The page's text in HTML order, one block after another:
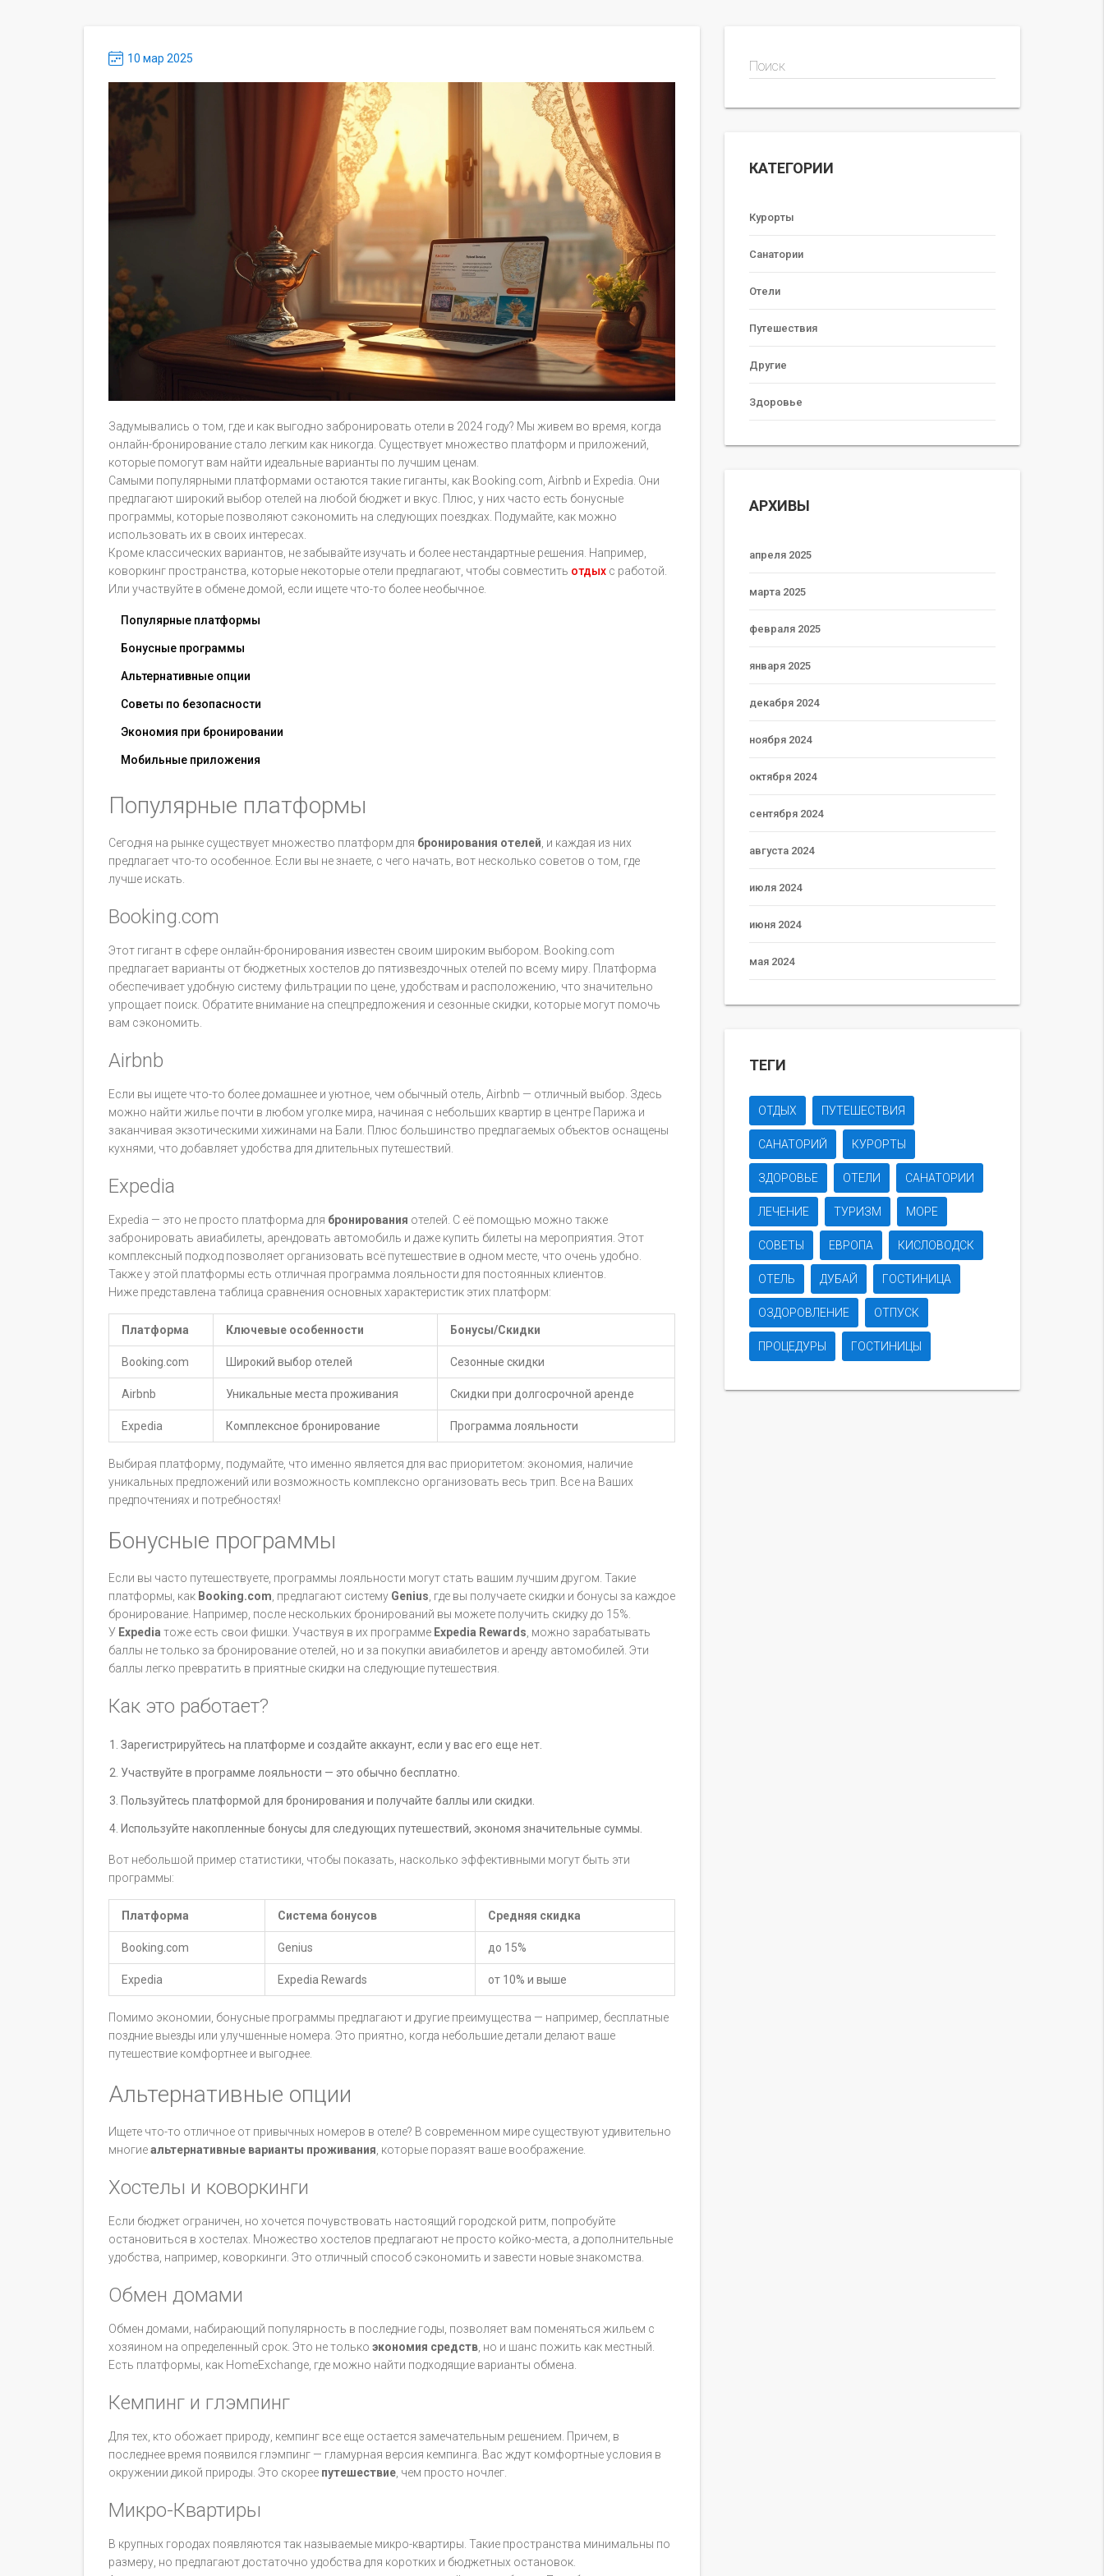
10 мар 2025
Задумывались о том, где и как выгодно забронировать отели в 2024 году? Мы живем во время, когда
онлайн-бронирование стало легким как никогда. Существует множество платформ и приложений,
которые помогут вам найти идеальные варианты по лучшим ценам.
Самыми популярными платформами остаются такие гиганты, как Booking.com, Airbnb и Expedia. Они
предлагают широкий выбор отелей на любой бюджет и вкус. Плюс, у них часто есть бонусные
программы, которые позволяют сэкономить на следующих поездках. Подумайте, как можно
использовать их в своих интересах.
Кроме классических вариантов, не забывайте изучать и более нестандартные решения. Например,
коворкинг пространства, которые некоторые отели предлагают, чтобы совместить отдых с работой.
Или участвуйте в обмене домой, если ищете что-то более необычное.
Популярные платформы
Бонусные программы
Альтернативные опции
Советы по безопасности
Экономия при бронировании
Мобильные приложения
Популярные платформы
Сегодня на рынке существует множество платформ для бронирования отелей , и каждая из них
предлагает что-то особенное. Если вы не знаете, с чего начать, вот несколько советов о том, где
лучше искать.
Booking.com
Этот гигант в сфере онлайн-бронирования известен своим широким выбором. Booking.com
предлагает варианты от бюджетных хостелов до пятизвездочных отелей по всему миру. Платформа
обеспечивает удобную систему фильтрации по цене, удобствам и расположению, что значительно
упрощает поиск. Обратите внимание на спецпредложения и сезонные скидки, которые могут помочь
вам сэкономить.
Airbnb
Если вы ищете что-то более домашнее и уютное, чем обычный отель, Airbnb — отличный выбор. Здесь
можно найти жилье почти в любом уголке мира, начиная с небольших квартир в центре Парижа и
заканчивая экзотическими хижинами на Бали. Плюс большинство предлагаемых объектов оснащены
кухнями, что добавляет удобства для длительных путешествий.
Expedia
Expedia — это не просто платформа для бронирования отелей. С её помощью можно также
забронировать авиабилеты, арендовать автомобиль и даже купить билеты на мероприятия. Этот
комплексный подход позволяет организовать всё путешествие в одном месте, что очень удобно.
Также у этой платформы есть отличная программа лояльности для постоянных клиентов.
Ниже представлена таблица сравнения основных характеристик этих платформ:
Платформа Ключевые особенности Бонусы/Скидки
Booking.com Широкий выбор отелей Сезонные скидки
Airbnb Уникальные места проживания Скидки при долгосрочной аренде
Expedia Комплексное бронирование Программа лояльности
Выбирая платформу, подумайте, что именно является для вас приоритетом: экономия, наличие
уникальных предложений или возможность комплексно организовать весь трип. Все на Ваших
предпочтениях и потребностях!
Бонусные программы
Если вы часто путешествуете, программы лояльности могут стать вашим лучшим другом. Такие
платформы, как Booking.com , предлагают систему Genius , где вы получаете скидки и бонусы за каждое
бронирование. Например, после нескольких бронирований вы можете получить скидку до 15%.
У Expedia тоже есть свои фишки. Участвуя в их программе Expedia Rewards , можно зарабатывать
баллы не только за бронирование отелей, но и за покупки авиабилетов и аренду автомобилей. Эти
баллы легко превратить в приятные скидки на следующие путешествия.
Как это работает?
Зарегистрируйтесь на платформе и создайте аккаунт, если у вас его еще нет.
Участвуйте в программе лояльности — это обычно бесплатно.
Пользуйтесь платформой для бронирования и получайте баллы или скидки.
Используйте накопленные бонусы для следующих путешествий, экономя значительные суммы.
Вот небольшой пример статистики, чтобы показать, насколько эффективными могут быть эти
программы:
Платформа Система бонусов Средняя скидка
Booking.com Genius до 15%
Expedia Expedia Rewards от 10% и выше
Помимо экономии, бонусные программы предлагают и другие преимущества — например, бесплатные
поздние выезды или улучшенные номера. Это приятно, когда небольшие детали делают ваше
путешествие комфортнее и выгоднее.
Альтернативные опции
Ищете что-то отличное от привычных номеров в отеле? В современном мире существуют удивительно
многиеальтернативные варианты проживания , которые поразят ваше воображение.
Хостелы и коворкинги
Если бюджет ограничен, но хочется почувствовать настоящий городской ритм, попробуйте
остановиться в хостелах. Множество хостелов предлагают не просто койко-места, а дополнительные
удобства, например, коворкинги. Это отличный способ сэкономить и завести новые знакомства.
Обмен домами
Обмен домами, набирающий популярность в последние годы, позволяет вам поменяться жильем с
хозяином на определенный срок. Это не только экономия средств , но и шанс пожить как местный.
Есть платформы, как HomeExchange, где можно найти подходящие варианты обмена.
Кемпинг и глэмпинг
Для тех, кто обожает природу, кемпинг все еще остается замечательным решением. Причем, в
последнее время появился глэмпинг — гламурная версия кемпинга. Вас ждут комфортные условия в
окружении дикой природы. Это скорее путешествие , чем просто ночлег.
Микро-Квартиры
В крупных городах появляются так называемые микро-квартиры. Такие пространства минимальны по
размеру, но предлагают достаточно удобства для коротких и бюджетных остановок.
Поиск
КАТЕГОРИИ
Курорты
Санатории
Отели
Путешествия
Другие
Здоровье
АРХИВЫ
апреля 2025
марта 2025
февраля 2025
января 2025
декабря 2024
ноября 2024
октября 2024
сентября 2024
августа 2024
июля 2024
июня 2024
мая 2024
ТЕГИ
ОТДЫХ ПУТЕШЕСТВИЯ
САНАТОРИЙ КУРОРТЫ
ЗДОРОВЬЕ ОТЕЛИ САНАТОРИИ
ЛЕЧЕНИЕ ТУРИЗМ МОРЕ
СОВЕТЫ ЕВРОПА КИСЛОВОДСК
ОТЕЛЬ ДУБАЙ ГОСТИНИЦА
ОЗДОРОВЛЕНИЕ ОТПУСК
ПРОЦЕДУРЫ ГОСТИНИЦЫ